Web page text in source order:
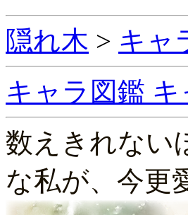
隠れ木 > キャ
キャラ図鑑 キ
数えきれない
な私が、今